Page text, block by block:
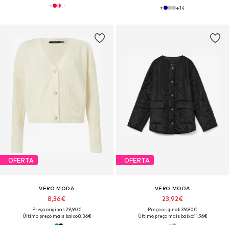
+14
OFERTA
VERO MODA
8,36€
Preço original: 29,90€
Último preço mais baixo:8,36€
OFERTA
VERO MODA
23,92€
Preço original: 39,90€
Último preço mais baixo:11,96€